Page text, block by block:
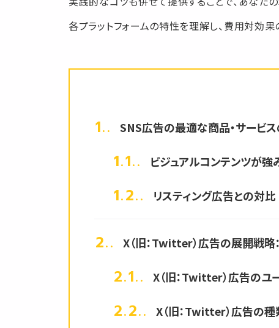
各プラットフォームの特性を理解し、費用対効果
1. SNS広告の最適な商品・サービ
1.1. ビジュアルコンテンツが強
1.2. リスティング広告との対比
2. X（旧：Twitter）広告の展開戦略
2.1. X（旧：Twitter）広告のユ
2.2. X（旧：Twitter）広告の